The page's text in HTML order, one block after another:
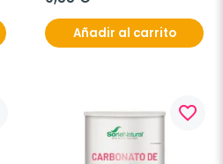
Añadir al carrito
favorite_border